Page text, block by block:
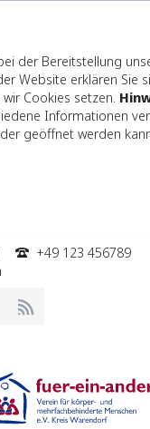
der Bereitstellung
Website erklären Sie
Cookies setzen.
Informationen
geöffnet werden
+49 123 456789